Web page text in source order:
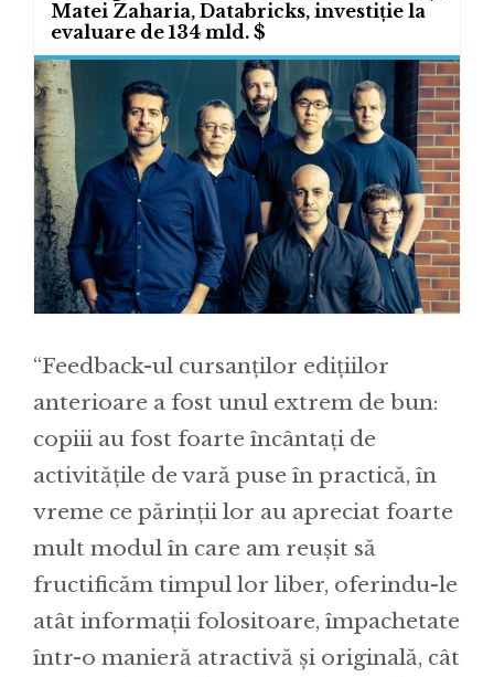
Matei Zaharia, Databricks, investiție la
evaluare de 134 mld. $
“Feedback-ul cursanților edițiilor
anterioare a fost unul extrem de bun:
copiii au fost foarte încântați de
activitățile de vară puse în practică, în
vreme ce părinții lor au apreciat foarte
mult modul în care am reușit să
fructificăm timpul lor liber, oferindu-le
atât informații folositoare, împachetate
într-o manieră atractivă și originală, cât